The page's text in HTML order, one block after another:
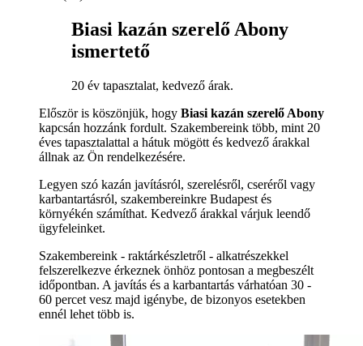
Biasi kazán szerelő Abony
ismertető
20 év tapasztalat, kedvező árak.
Először is köszönjük, hogy Biasi kazán szerelő Abony
kapcsán hozzánk fordult. Szakembereink több, mint 20
éves tapasztalattal a hátuk mögött és kedvező árakkal
állnak az Ön rendelkezésére.
Legyen szó kazán javításról, szerelésről, cseréről vagy
karbantartásról, szakembereinkre Budapest és
környékén számíthat. Kedvező árakkal várjuk leendő
ügyfeleinket.
Szakembereink - raktárkészletről - alkatrészekkel
felszerelkezve érkeznek önhöz pontosan a megbeszélt
időpontban. A javítás és a karbantartás várhatóan 30 -
60 percet vesz majd igénybe, de bizonyos esetekben
ennél lehet több is.